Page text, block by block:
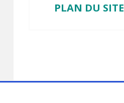
PLAN DU SITE